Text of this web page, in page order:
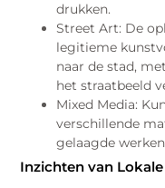
drukken.
Street Art: De
legitieme
naar de stad,
het straatbeeld
Mixed Media:
verschillende
gelaagde
Inzichten van